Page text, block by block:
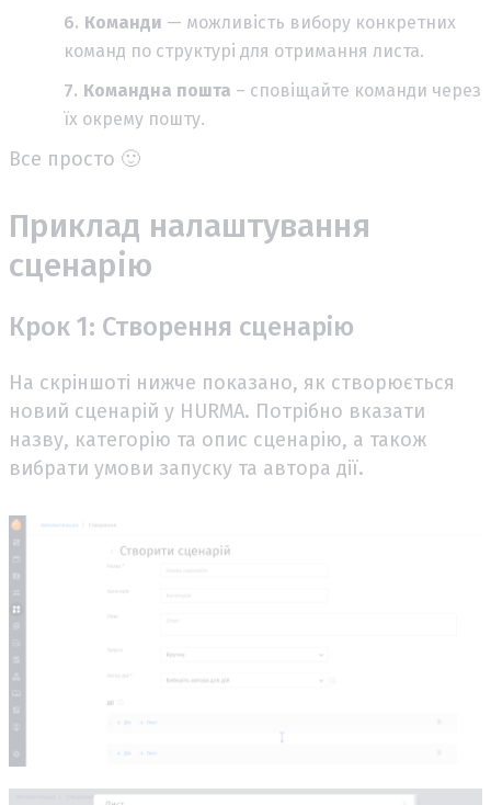
Команди — можливість вибору конкретних
команд по структурі для отримання листа.
Командна пошта – сповіщайте команди через
їх окрему пошту.
Все просто 🙂
Приклад налаштування
сценарію
Крок 1: Створення сценарію
На скріншоті нижче показано, як створюється
новий сценарій у HURMA. Потрібно вказати
назву, категорію та опис сценарію, а також
вибрати умови запуску та автора дії.